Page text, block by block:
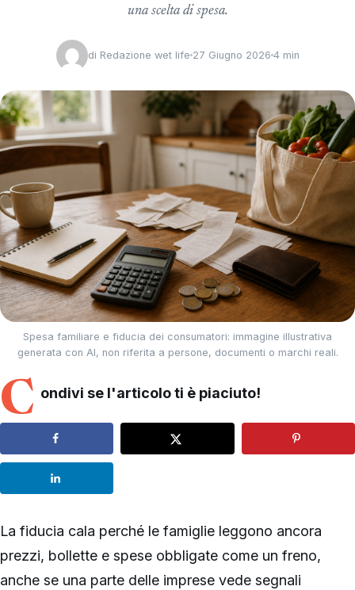
una scelta di spesa.
di Redazione wet life 27 Giugno 2026 4 min
Spesa familiare e fiducia dei consumatori: immagine illustrativa
generata con AI, non riferita a persone, documenti o marchi reali.
C ondivi se l'articolo ti è piaciuto!
La fiducia cala perché le famiglie leggono ancora
prezzi, bollette e spese obbligate come un freno,
anche se una parte delle imprese vede segnali